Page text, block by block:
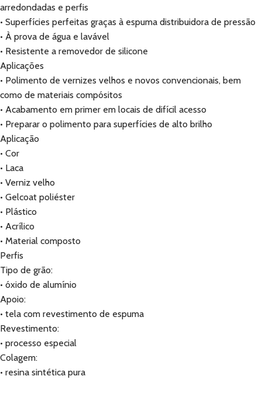
arredondadas e perfis
• Superfícies perfeitas graças à espuma distribuidora de pressão
• À prova de água e lavável
• Resistente a removedor de silicone
Aplicações
• Polimento de vernizes velhos e novos convencionais, bem
como de materiais compósitos
• Acabamento em primer em locais de difícil acesso
• Preparar o polimento para superfícies de alto brilho
Aplicação
• Cor
• Laca
• Verniz velho
• Gelcoat poliéster
• Plástico
• Acrílico
• Material composto
Perfis
Tipo de grão:
• óxido de alumínio
Apoio:
• tela com revestimento de espuma
Revestimento:
• processo especial
Colagem:
• resina sintética pura